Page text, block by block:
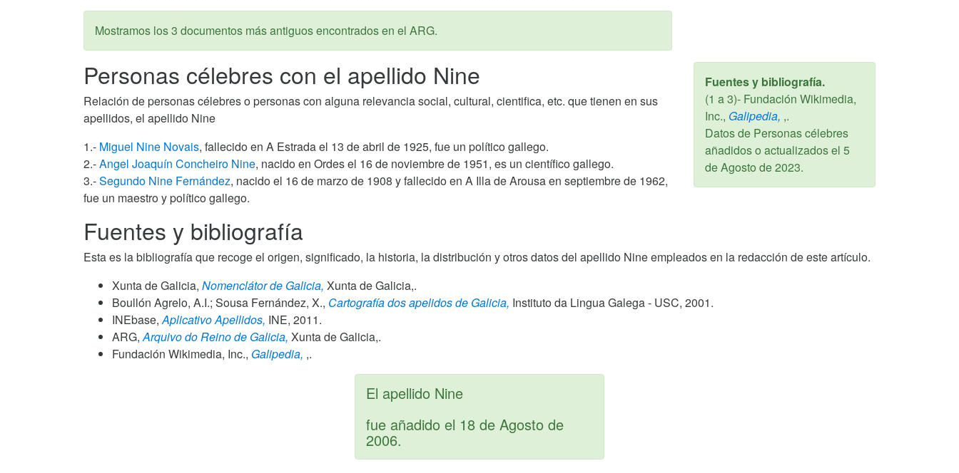
Mostramos los 3 documentos más antiguos encontrados en el ARG.
Personas célebres con el apellido Nine
Relación de personas célebres o personas con alguna relevancia social, cultural, cientifica, etc. que tienen en sus
apellidos, el apellido Nine
1.- Miguel Nine Novais, fallecido en A Estrada el 13 de abril de 1925, fue un político gallego.
2.-Angel Joaquín Concheiro Nine, nacido en Ordes el 16 de noviembre de 1951, es un científico gallego.
3.-Segundo Nine Fernández, nacido el 16 de marzo de 1908 y fallecido en A Illa de Arousa en septiembre de 1962,
fue un maestro y político gallego.
Fuentes y bibliografía.
(1 a 3)- Fundación Wikimedia,
Inc., Galipedia, ,.
Datos de Personas célebres
añadidos o actualizados el 5
de Agosto de 2023.
Fuentes y bibliografía
Esta es la bibliografía que recoge el origen, significado, la historia, la distribución y otros datos del apellido Nine empleados en la redacción de este artículo.
Xunta de Galicia, Nomenclátor de Galicia, Xunta de Galicia,.
Boullón Agrelo, A.I.; Sousa Fernández, X., Cartografía dos apelidos de Galicia, Instituto da Lingua Galega - USC, 2001.
INEbase,Aplicativo Apellidos, INE, 2011.
ARG,Arquivo do Reino de Galicia, Xunta de Galicia,.
Fundación Wikimedia, Inc., Galipedia, ,.
El apellido Nine
fue añadido el 18 de Agosto de
2006.